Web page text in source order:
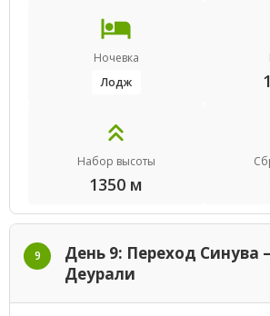
Ночевка
Лодж
Набор высоты
1350 м
9
День 9: Переход Синува
Деурали